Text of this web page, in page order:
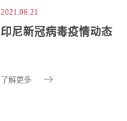
2021.06.21
印尼新冠病毒疫情动态
了解更多